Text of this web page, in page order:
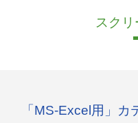
スクリ
「MS-Excel用」